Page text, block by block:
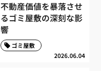
不動産価値を暴落させ
るゴミ屋敷の深刻な影
響
2026.06.04
ゴミ屋敷